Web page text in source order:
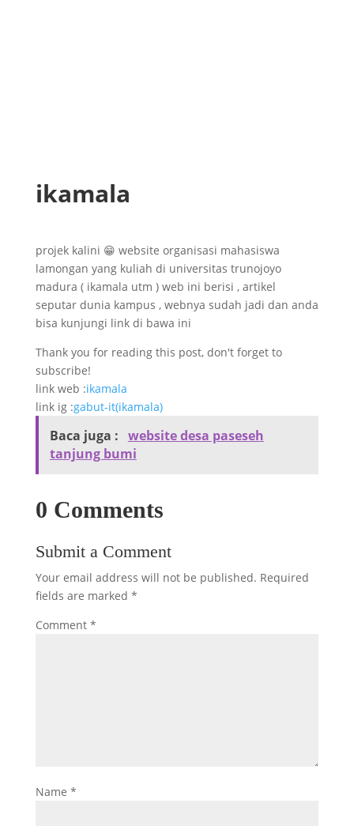
ikamala
projek kalini 😁 website organisasi mahasiswa
lamongan yang kuliah di universitas trunojoyo
madura ( ikamala utm ) web ini berisi , artikel
seputar dunia kampus , webnya sudah jadi dan anda
bisa kunjungi link di bawa ini
Thank you for reading this post, don't forget to
subscribe!
link web :ikamala
link ig :gabut-it(ikamala)
Baca juga : website desa paseseh
tanjung bumi
0 Comments
Submit a Comment
Your email address will not be published. Required
fields are marked *
Comment *
Name *